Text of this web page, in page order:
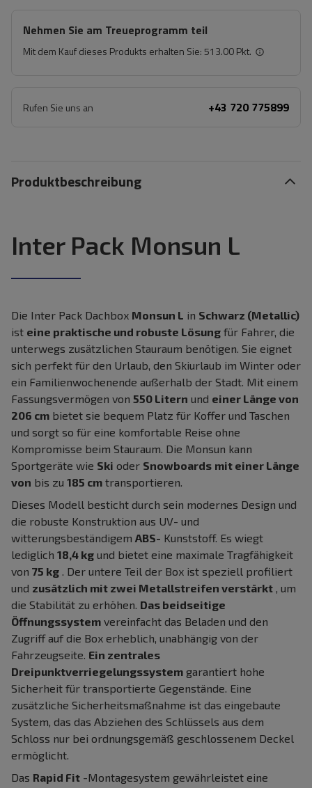
Nehmen Sie am Treueprogramm teil
Mit dem Kauf dieses Produkts erhalten Sie:513.00 Pkt.
Rufen Sie uns an +43 720 775899
Produktbeschreibung
Inter Pack Monsun L
Die Inter Pack Dachbox Monsun L in Schwarz (Metallic)
ist eine praktische und robuste Lösung für Fahrer, die
unterwegs zusätzlichen Stauraum benötigen. Sie eignet
sich perfekt für den Urlaub, den Skiurlaub im Winter oder
ein Familienwochenende außerhalb der Stadt. Mit einem
Fassungsvermögen von 550 Litern und einer Länge von
206 cm bietet sie bequem Platz für Koffer und Taschen
und sorgt so für eine komfortable Reise ohne
Kompromisse beim Stauraum. Die Monsun kann
Sportgeräte wie Ski oder Snowboards mit einer Länge
von bis zu 185 cm transportieren.
Dieses Modell besticht durch sein modernes Design und
die robuste Konstruktion aus UV- und
witterungsbeständigem ABS- Kunststoff. Es wiegt
lediglich 18,4 kg und bietet eine maximale Tragfähigkeit
von 75 kg . Der untere Teil der Box ist speziell profiliert
und zusätzlich mit zwei Metallstreifen verstärkt , um
die Stabilität zu erhöhen. Das beidseitige
Öffnungssystem vereinfacht das Beladen und den
Zugriff auf die Box erheblich, unabhängig von der
Fahrzeugseite. Ein zentrales
Dreipunktverriegelungssystem garantiert hohe
Sicherheit für transportierte Gegenstände. Eine
zusätzliche Sicherheitsmaßnahme ist das eingebaute
System, das das Abziehen des Schlüssels aus dem
Schloss nur bei ordnungsgemäß geschlossenem Deckel
ermöglicht.
Das Rapid Fit -Montagesystem gewährleistet eine